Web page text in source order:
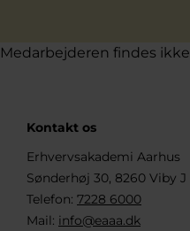
Medarbejderen findes ikke
Kontakt os
Erhvervsakademi Aarhus
Sønderhøj 30, 8260 Viby J
Telefon: 7228 6000
Mail: info@eaaa.dk